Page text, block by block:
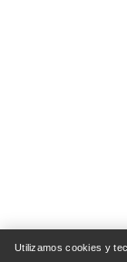
Utilizamos cookies y